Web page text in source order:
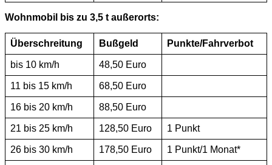
Wohnmobil bis zu 3,5 t außerorts:
Überschreitung Bußgeld Punkte/Fahrverbot
bis 10 km/h 48,50 Euro
11 bis 15 km/h 68,50 Euro
16 bis 20 km/h 88,50 Euro
21 bis 25 km/h 128,50 Euro 1 Punkt
26 bis 30 km/h 178,50 Euro 1 Punkt/1 Monat*